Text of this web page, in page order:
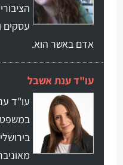
עסקים
אדם באשר הוא.
עו"ד ענת אשבל
עו"ד